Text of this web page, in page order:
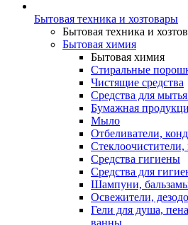
Бытовая техника и хозтовары
Бытовая техника и
Бытовая химия
Бытовая химия
Стиральные
Чистящие средства
Средства для
Бумажная
Мыло
Отбеливатели,
Стеклоочистители,
Средства гигиены
Средства для
Шампуни,
Освежители,
Гели для душа,
ванны